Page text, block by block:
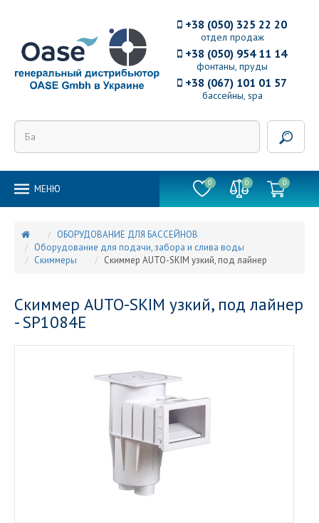
отдел продаж
+38 (050) 325 22 20
фонтаны, пруды
+38 (050) 954 11 14
бассейны, spa
+38 (067) 101 01 57
MEНЮ
0 0 0
ОБОРУДОВАНИЕ ДЛЯ БАССЕЙНОВ
Оборудование для подачи, забора и слива воды
Скиммеры
Скиммер AUTO-SKIM узкий, под лайнер
Скиммер AUTO-SKIM узкий, под лайнер
- SP1084E